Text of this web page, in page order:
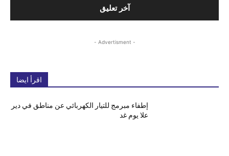
- Advertisment -
اقرأ ايضا
إطفاء مبرمج للتيار الكهربائي عن مناطق في دير
علا يوم غد